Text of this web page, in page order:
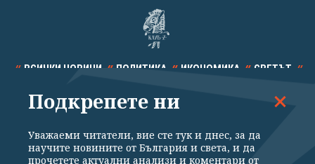
ВСИЧКИ НОВИНИ ПОЛИТИКА ИКОНОМИКА СВЕТЪТ
СПОРТ КУЛТУРА ТЕХНОЛОГИИ КАЛЕЙДОСКОП
Подкрепете ни
Уважаеми читатели, вие сте тук и днес, за да
научите новините от България и света, и да
прочетете актуални анализи и коментари от